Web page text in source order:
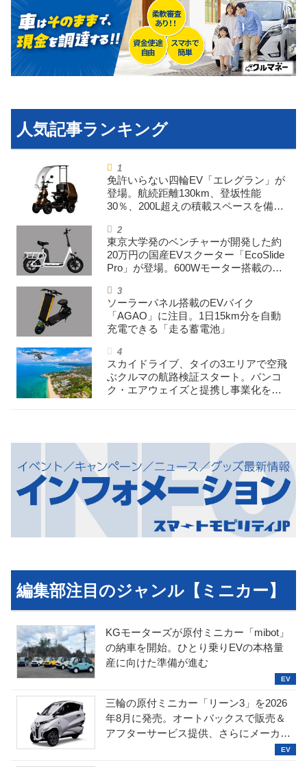
広告掲載について
免許いらない四輪EV「エレグラン」が
登場。航続距離130km、登坂性能
30％、200L超えの積載スペースを備え
東京大学発のベンチャーが開発した約
20万円の国産EVスクーター「EcoSlide
Pro」が登場。600Wモーター搭載のハ
ソーラーパネル搭載のEVバイク
「AGAO」に注目。1日15km分を自動
充電できる「走る蓄電池」
スカイドライブ、タイの3エリアで空飛
ぶクルマの航路検証スタート。バンコ
ク・エアウェイズと提携し事業化を目
編集部注目のジャンル【ミニカー】
KGモーターズが原付ミニカー「mibot」
の納車を開始。ひとり乗りEVの本格量
産に向けた準備が進む
三輪の原付ミニカー「リーン3」を2026
年8月に発売。オートバックスで販売＆
アフターサービス提供、さらにメーカー